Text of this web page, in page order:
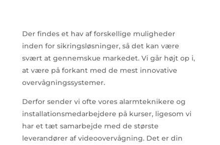
Der findes et hav af forskellige muligheder
inden for sikringsløsninger, så det kan være
svært at gennemskue markedet. Vi går højt op i,
at være på forkant med de mest innovative
overvågningssystemer.
Derfor sender vi ofte vores alarmteknikere og
installationsmedarbejdere på kurser, ligesom vi
har et tæt samarbejde med de største
leverandører af videoovervågning. Det er din